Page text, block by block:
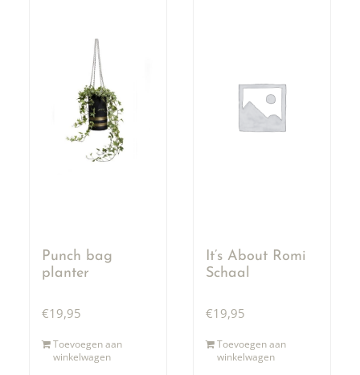
Punch bag
planter
€19,95
Toevoegen aan
winkelwagen
It’s About Romi
Schaal
€19,95
Toevoegen aan
winkelwagen